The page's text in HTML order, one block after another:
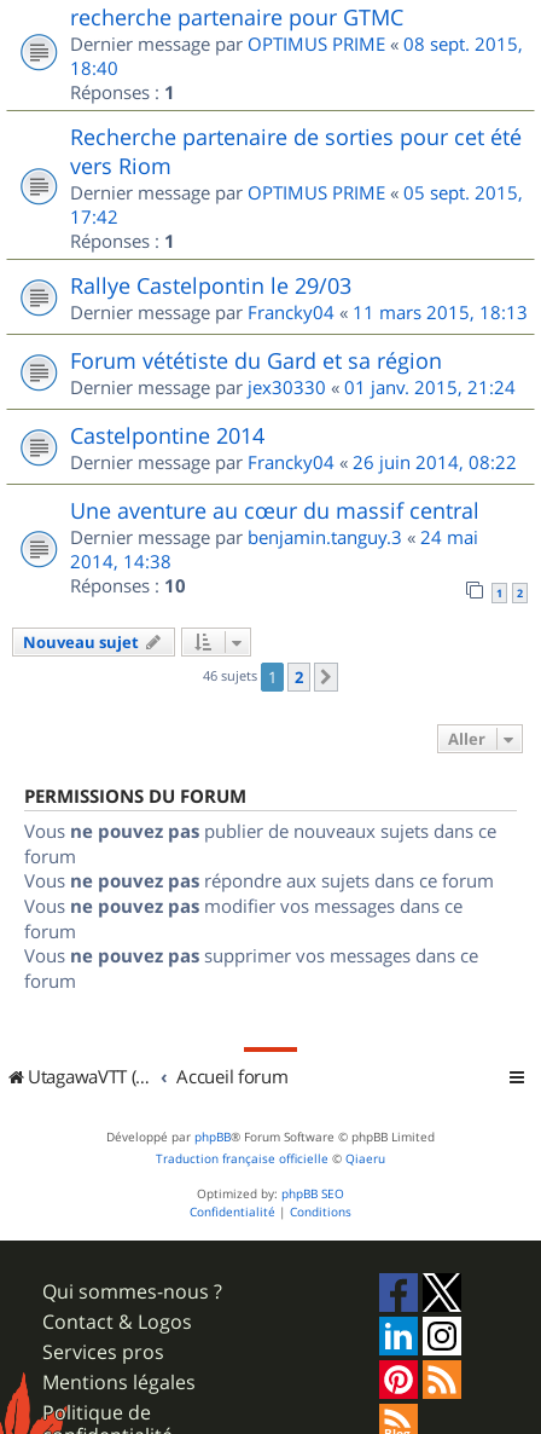
recherche partenaire pour GTMC
Dernier message par OPTIMUS PRIME « 08 sept. 2015,
18:40
Réponses : 1
Recherche partenaire de sorties pour cet été
vers Riom
Dernier message par OPTIMUS PRIME « 05 sept. 2015,
17:42
Réponses : 1
Rallye Castelpontin le 29/03
Dernier message par Francky04 « 11 mars 2015, 18:13
Forum vététiste du Gard et sa région
Dernier message par jex30330 « 01 janv. 2015, 21:24
Castelpontine 2014
Dernier message par Francky04 « 26 juin 2014, 08:22
Une aventure au cœur du massif central
Dernier message par benjamin.tanguy.3 « 24 mai
2014, 14:38
Réponses : 10 1 2
Nouveau sujet
46 sujets 1 2
Aller
PERMISSIONS DU FORUM
Vous ne pouvez pas publier de nouveaux sujets dans ce
forum
Vous ne pouvez pas répondre aux sujets dans ce forum
Vous ne pouvez pas modifier vos messages dans ce
forum
Vous ne pouvez pas supprimer vos messages dans ce
forum
UtagawaVTT (Randos VTT et VTTAE avec traces GPS) Accueil forum
Développé par phpBB® Forum Software © phpBB Limited
Traduction française officielle © Qiaeru
Optimized by: phpBB SEO
Confidentialité | Conditions
Qui sommes-nous ?
Contact & Logos
Services pros
Mentions légales
Politique de